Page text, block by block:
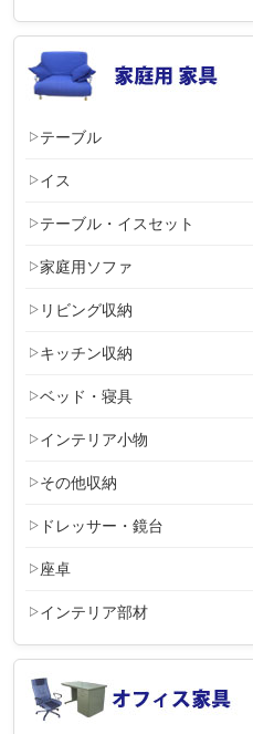
テーブル
イス
テーブル・イスセット
家庭用ソファ
リビング収納
キッチン収納
ベッド・寝具
インテリア小物
その他収納
ドレッサー・鏡台
座卓
インテリア部材